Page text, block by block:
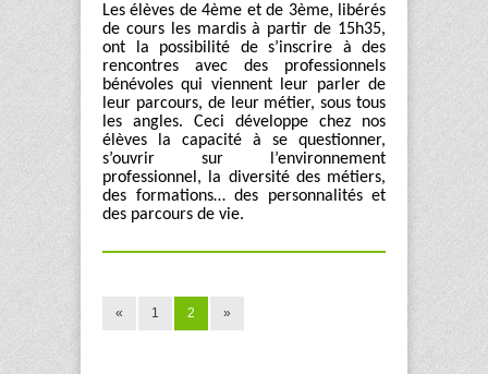
Les élèves de 4ème et de 3ème, libérés
de cours les mardis à partir de 15h35,
ont la possibilité de s’inscrire à des
rencontres avec des professionnels
bénévoles qui viennent leur parler de
leur parcours, de leur métier, sous tous
les angles. Ceci développe chez nos
élèves la capacité à se questionner,
s’ouvrir sur l’environnement
professionnel, la diversité des métiers,
des formations… des personnalités et
des parcours de vie.
« 1 2 »